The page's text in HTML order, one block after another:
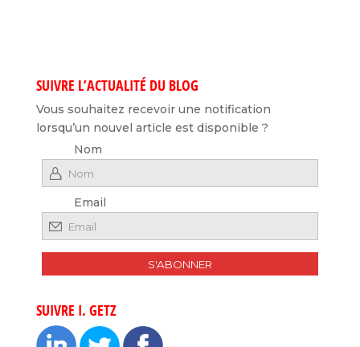
SUIVRE L’ACTUALITÉ DU BLOG
Vous souhaitez recevoir une notification
lorsqu’un nouvel article est disponible ?
Nom
Email
SUIVRE I. GETZ